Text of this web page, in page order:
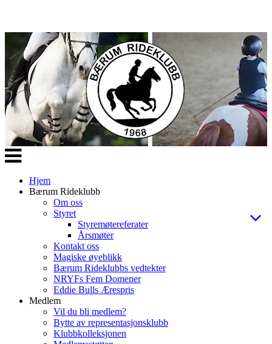
Veksle
navigasjon
Hjem
Bærum Rideklubb
Om oss
Styret
Styremøtereferater
Årsmøter
Kontakt oss
Magiske øyeblikk
Bærum Rideklubbs vedtekter
NRYFs Fem Domener
Eddie Bulls Ærespris
Medlem
Vil du bli medlem?
Bytte av representasjonsklubb
Klubbkolleksjonen